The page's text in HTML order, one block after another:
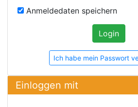
Anmeldedaten speichern
Ich habe mein Passwort
Einloggen mit